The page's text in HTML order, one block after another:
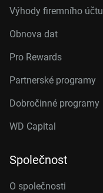
Výhody firemního účtu
Obnova dat
Pro Rewards
Partnerské programy
Dobročinné programy
WD Capital
Společnost
O společnosti